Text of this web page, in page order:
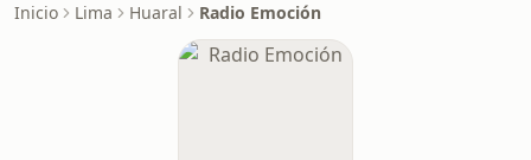
Inicio Lima Huaral Radio Emoción